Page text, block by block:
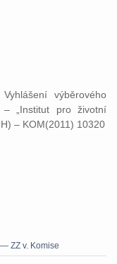
výběrového
„Institut pro životní
– KOM(2011) 10320
ZZ v. Komise